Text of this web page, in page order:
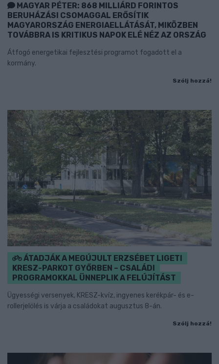
MAGYAR PÉTER: 868 MILLIÁRD FORINTOS
BERUHÁZÁSI CSOMAGGAL ERŐSÍTIK
MAGYARORSZÁG ENERGIAELLÁTÁSÁT, MIKÖZBEN
TOVÁBBRA IS KRITIKUS NAPOK ELÉ NÉZ AZ ORSZÁG
Átfogó energetikai fejlesztési programot fogadott el a
kormány.
Szólj hozzá!
ÁTADJÁK A MEGÚJULT ERZSÉBET LIGETI
KRESZ-PARKOT GYŐRBEN – CSALÁDI
PROGRAMOKKAL ÜNNEPLIK A FELÚJÍTÁST
Ügyességi versenyek, KRESZ-kvíz, ingyenes kerékpár- és e-
rollerjelölés is várja a családokat augusztus 8-án.
Szólj hozzá!